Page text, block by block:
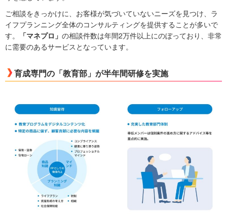
ご相談をきっかけに、お客様が気づいていないニーズを見つけ、ラ
イフプランニング全体のコンサルティングを提供することが多いで
す。
「マネプロ」 の相談件数は年間2万件以上にのぼっており、非常
に需要のあるサービスとなっています。
育成専門の「教育部」が半年間研修を実施